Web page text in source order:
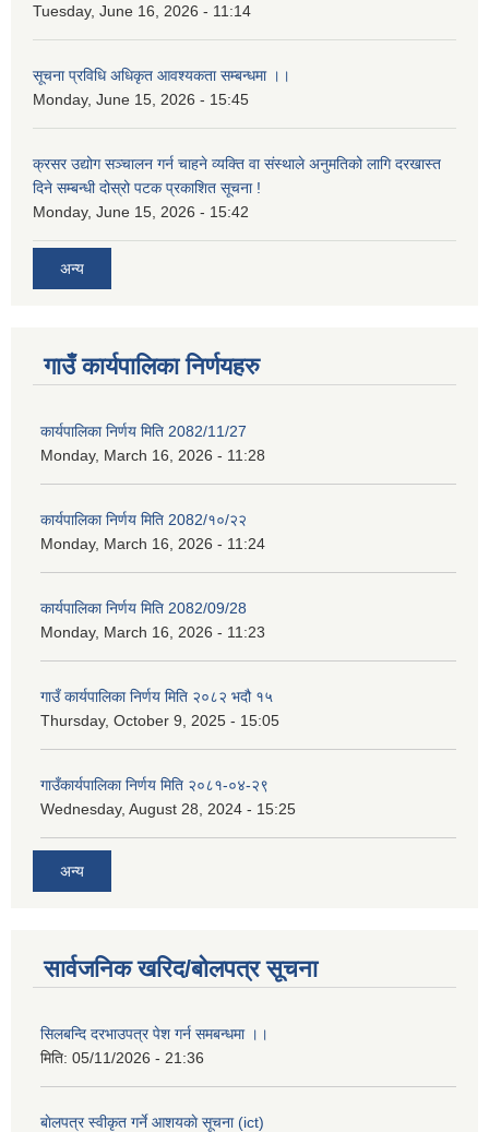
Tuesday, June 16, 2026 - 11:14
सूचना प्रविधि अधिकृत आवश्यकता सम्बन्धमा ।।
Monday, June 15, 2026 - 15:45
क्रसर उद्योग सञ्चालन गर्न चाहने व्यक्ति वा संस्थाले अनुमतिको लागि दरखास्त
दिने सम्बन्धी दोस्रो पटक प्रकाशित सूचना !
Monday, June 15, 2026 - 15:42
अन्य
गाउँ कार्यपालिका निर्णयहरु
कार्यपालिका निर्णय मिति 2082/11/27
Monday, March 16, 2026 - 11:28
कार्यपालिका निर्णय मिति 2082/१०/२२
Monday, March 16, 2026 - 11:24
कार्यपालिका निर्णय मिति 2082/09/28
Monday, March 16, 2026 - 11:23
गाउँ कार्यपालिका निर्णय मिति २०८२ भदौ १५
Thursday, October 9, 2025 - 15:05
गाउँकार्यपालिका निर्णय मिति २०८१-०४-२९
Wednesday, August 28, 2024 - 15:25
अन्य
सार्वजनिक खरिद/बोलपत्र सूचना
सिलबन्दि दरभाउपत्र पेश गर्न समबन्धमा ।।
मिति: 05/11/2026 - 21:36
बाेलपत्र स्वीकृत गर्ने आशयकाे सूचना (ict)